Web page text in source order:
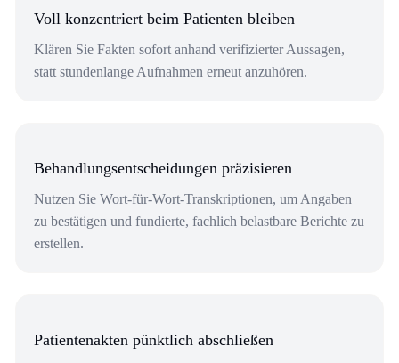
Voll konzentriert beim Patienten bleiben
Klären Sie Fakten sofort anhand verifizierter Aussagen,
statt stundenlange Aufnahmen erneut anzuhören.
Behandlungsentscheidungen präzisieren
Nutzen Sie Wort-für-Wort-Transkriptionen, um Angaben
zu bestätigen und fundierte, fachlich belastbare Berichte zu
erstellen.
Patientenakten pünktlich abschließen